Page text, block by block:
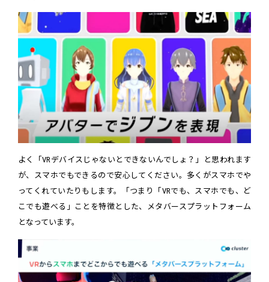
よく「VRデバイスじゃないとできないんでしょ？」と思われます
が、スマホでもできるので安心してください。多くがスマホでや
ってくれていたりもします。「つまり「VRでも、スマホでも、ど
こでも遊べる」ことを特徴とした、メタバースプラットフォーム
となっています。